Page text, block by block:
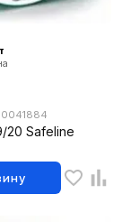
20 Safeline